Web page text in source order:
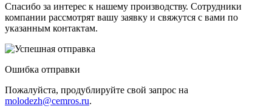
Спасибо за интерес к нашему производству. Сотрудники
компании рассмотрят вашу заявку и свяжутся с вами по
указанным контактам.
Ошибка отправки
Пожалуйста, продублируйте свой запрос на
molodezh@cemros.ru.